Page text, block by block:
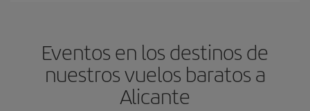
Eventos en los destinos de
nuestros vuelos baratos a
Alicante